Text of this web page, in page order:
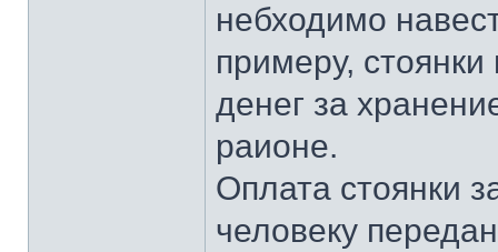
небходимо
примеру,
денег за
раионе.
Оплата стоянки
человеку